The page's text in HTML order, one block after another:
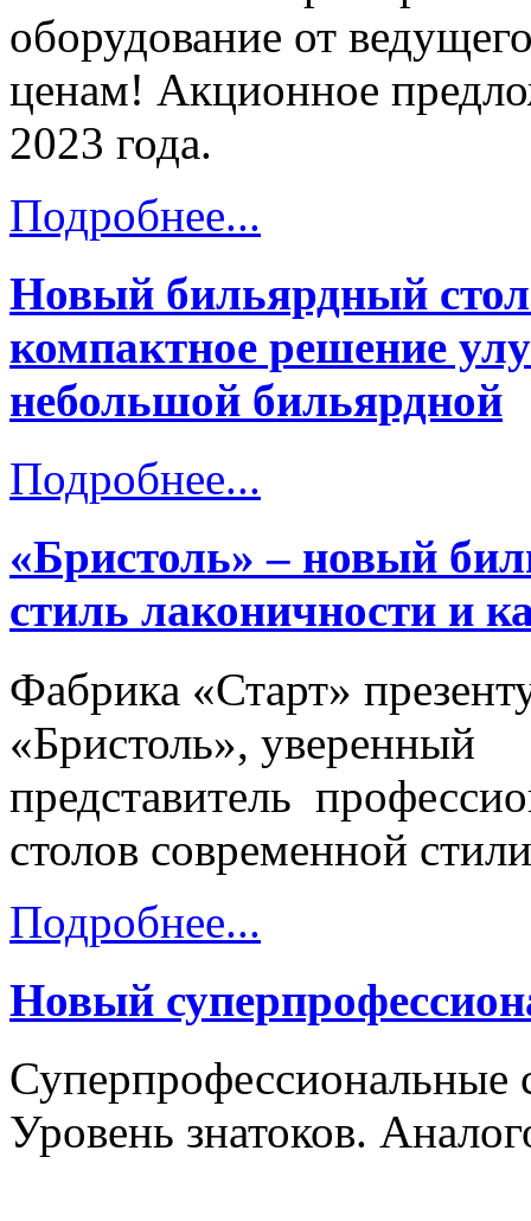
оборудование от
ценам! Акционное
2023 года.
Подробнее...
Новый бильярдный
компактное решение
небольшой бильярдной
Подробнее...
«Бристоль» – новый
стиль лаконичности и
Фабрика «Старт»
«Бристоль», уверенный
представитель
столов современной
Подробнее...
Новый
Суперпрофессиональные
Уровень знатоков.